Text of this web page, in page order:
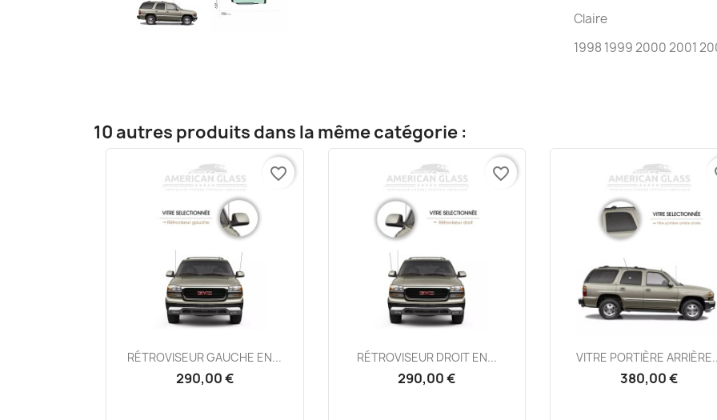
Claire
1998 1999 2000 2001
10 autres produits dans la même catégorie :
Aperçu rapide
RÉTROVISEUR GAUCHE EN...
290,00 €
favorite_border
Aperçu rapide
RÉTROVISEUR DROIT EN...
290,00 €
favorite_border
Aperçu rapide
VITRE PORTIÈRE
380,00 €